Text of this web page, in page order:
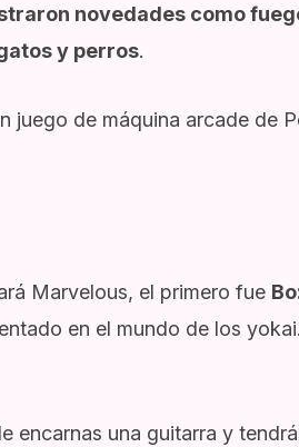
novedades como
y perros.
juego de máquina arcade de
Marvelous, el primero fue
en el mundo de los
encarnas una guitarra y